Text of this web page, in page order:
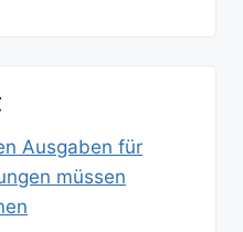
Ausgaben für
müssen